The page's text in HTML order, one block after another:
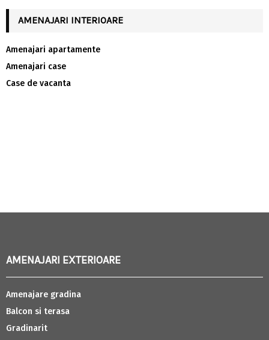
AMENAJARI INTERIOARE
Amenajari apartamente
Amenajari case
Case de vacanta
AMENAJARI EXTERIOARE
Amenajare gradina
Balcon si terasa
Gradinarit